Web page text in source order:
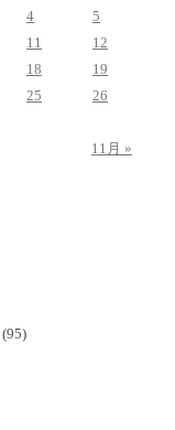
4
5
11
12
18
19
25
26
11月 »
(95)